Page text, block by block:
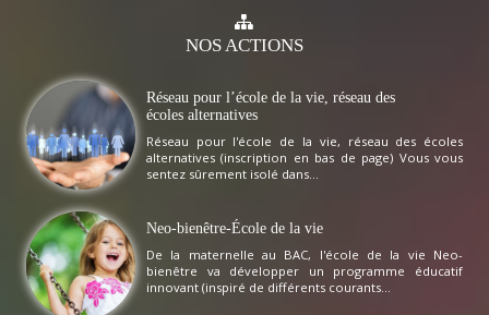
NOSACTIONS
Réseau pour l’école de la vie, réseau des
écoles alternatives
Réseau pour l'école de la vie, réseau des écoles
alternatives (inscription en bas de page) Vous vous
sentez sûrement isolé dans...
Neo-bienêtre-École de la vie
De la maternelle au BAC, l'école de la vie Neo-
bienêtre va développer un programme éducatif
innovant (inspiré de différents courants...